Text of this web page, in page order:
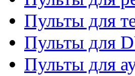
Пульты для
Пульты для
Пульты для